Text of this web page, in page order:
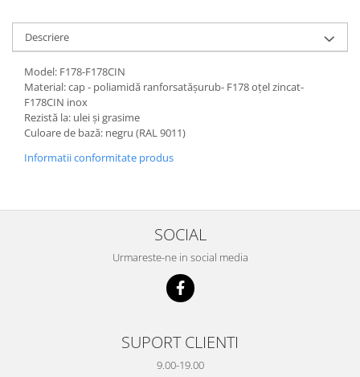
Descriere
Model: F178-F178CIN
Material: cap - poliamidă ranforsatășurub- F178 oțel zincat-
F178CIN inox
Rezistă la: ulei și grasime
Culoare de bază: negru (RAL 9011)
Informatii conformitate produs
SOCIAL
Urmareste-ne in social media
SUPORT CLIENTI
9.00-19.00